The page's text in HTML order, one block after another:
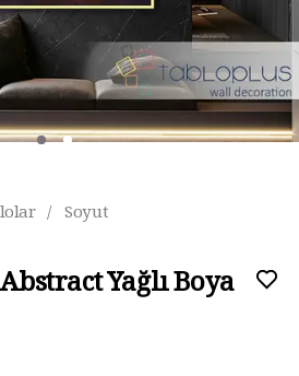
/ Soyut
Yağlı Boya